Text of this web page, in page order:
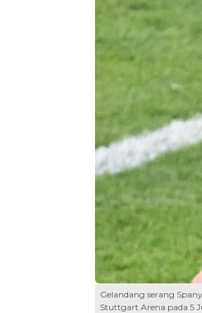
Gelandang serang
Stuttgart Arena pada 5